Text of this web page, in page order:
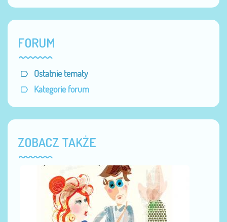
FORUM
Ostatnie tematy
Kategorie forum
ZOBACZ TAKŻE